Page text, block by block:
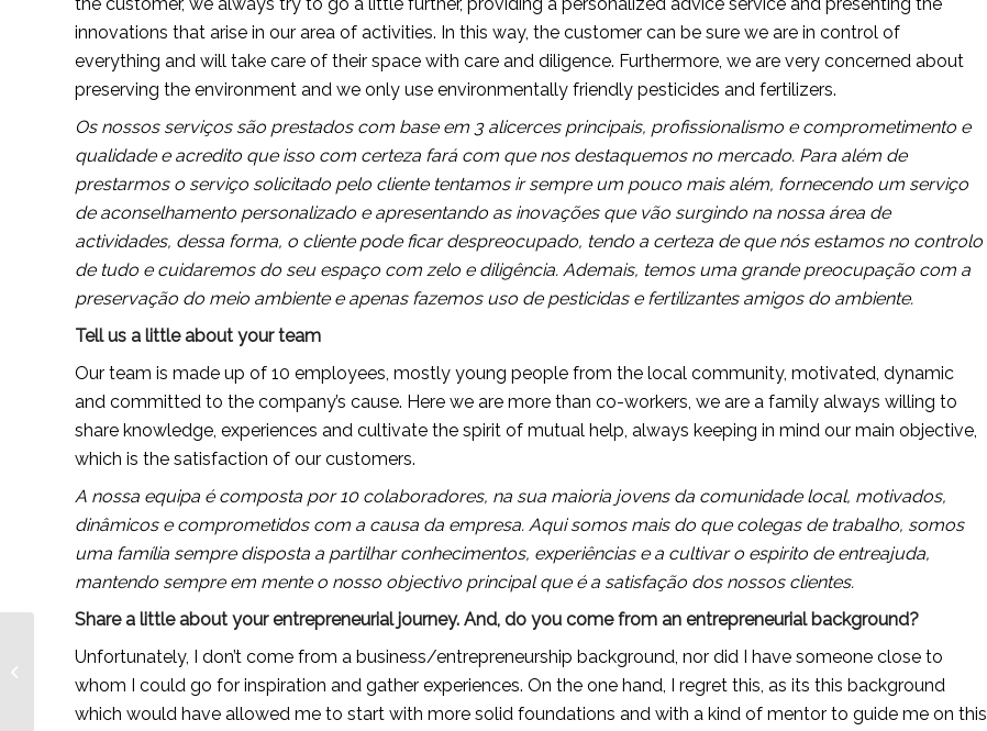
innovations that arise in our area of activities. In this way, the customer can be sure we are in control of
everything and will take care of their space with care and diligence. Furthermore, we are very concerned about
preserving the environment and we only use environmentally friendly pesticides and fertilizers.
Os nossos serviços são prestados com base em 3 alicerces principais, profissionalismo e comprometimento e
qualidade e acredito que isso com certeza fará com que nos destaquemos no mercado. Para além de
prestarmos o serviço solicitado pelo cliente tentamos ir sempre um pouco mais além, fornecendo um serviço
de aconselhamento personalizado e apresentando as inovações que vão surgindo na nossa área de
actividades, dessa forma, o cliente pode ficar despreocupado, tendo a certeza de que nós estamos no controlo
de tudo e cuidaremos do seu espaço com zelo e diligência. Ademais, temos uma grande preocupação com a
preservação do meio ambiente e apenas fazemos uso de pesticidas e fertilizantes amigos do ambiente.
Tell us a little about your team
Our team is made up of 10 employees, mostly young people from the local community, motivated, dynamic
and committed to the company’s cause. Here we are more than co-workers, we are a family always willing to
share knowledge, experiences and cultivate the spirit of mutual help, always keeping in mind our main objective,
which is the satisfaction of our customers.
A nossa equipa é composta por 10 colaboradores, na sua maioria jovens da comunidade local, motivados,
dinâmicos e comprometidos com a causa da empresa. Aqui somos mais do que colegas de trabalho, somos
uma família sempre disposta a partilhar conhecimentos, experiências e a cultivar o espirito de entreajuda,
mantendo sempre em mente o nosso objectivo principal que é a satisfação dos nossos clientes.
Share a little about your entrepreneurial journey. And, do you come from an entrepreneurial background?
Unfortunately, I don’t come from a business/entrepreneurship background, nor did I have someone close to
whom I could go for inspiration and gather experiences. On the one hand, I regret this, as its this background
which would have allowed me to start with more solid foundations and with a kind of mentor to guide me on this
Ethiopian ethical
lifestyle brand-builder
creating jobs —...